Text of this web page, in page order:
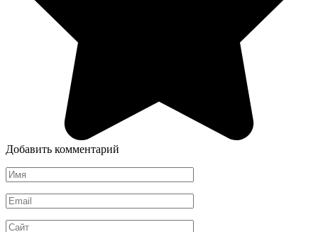
Добавить комментарий
Имя
*
Email
*
Сайт